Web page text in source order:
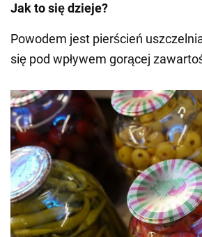
Jak to się dzieje?
Powodem jest pierścień
się pod wpływem gorącej